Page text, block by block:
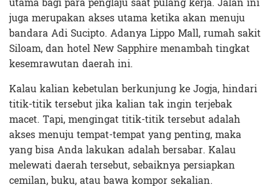
juga merupakan akses utama ketika akan menuju
bandara Adi Sucipto. Adanya Lippo Mall, rumah sakit
Siloam, dan hotel New Sapphire menambah tingkat
kesemrawutan daerah ini.
Kalau kalian kebetulan berkunjung ke Jogja, hindari
titik-titik tersebut jika kalian tak ingin terjebak
macet. Tapi, mengingat titik-titik tersebut adalah
akses menuju tempat-tempat yang penting, maka
yang bisa Anda lakukan adalah bersabar. Kalau
melewati daerah tersebut, sebaiknya persiapkan
cemilan, buku, atau bawa kompor sekalian.